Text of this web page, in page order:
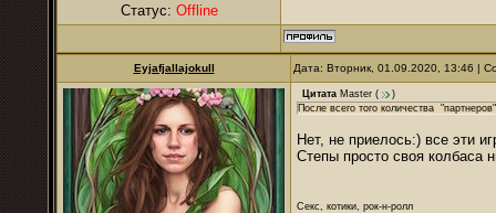
Статус: Offline
Eyjafjallajokull Дата: Вторник, 01.09.2020, 13:46 |
Цитата Master (
)
После всего того количества
Нет, не приелось:) все эти
Степы просто своя колбаса
Секс, котики, рок-н-ролл